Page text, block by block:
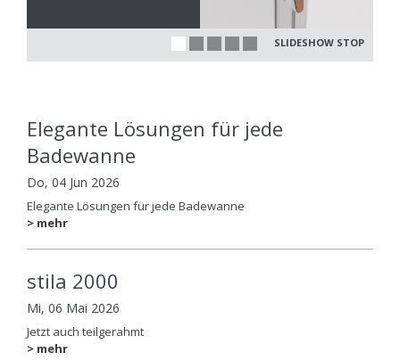
SLIDESHOW STOP
Elegante Lösungen für jede
Badewanne
Do, 04 Jun 2026
Elegante Lösungen für jede Badewanne
> mehr
stila 2000
Mi, 06 Mai 2026
Jetzt auch teilgerahmt
> mehr